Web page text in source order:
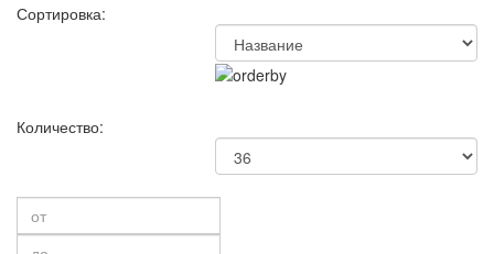
Сортировка:
Количество: